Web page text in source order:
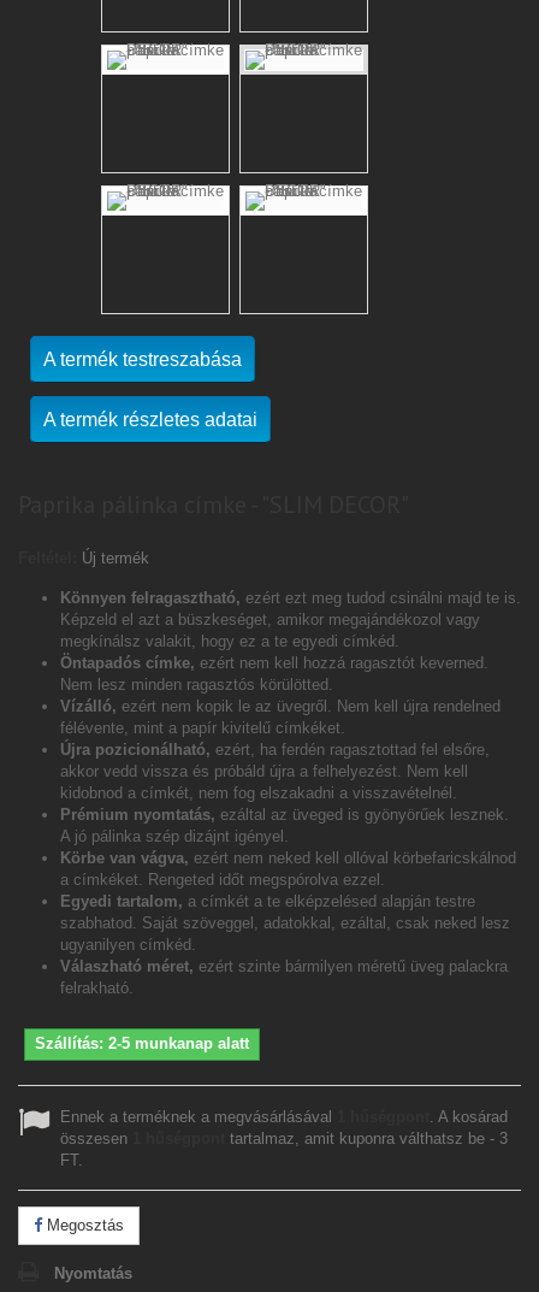
A termék testreszabása
A termék részletes adatai
Új termék
Könnyen felragasztható, ezért ezt meg tudod csinálni majd te is.
Képzeld el azt a büszkeséget, amikor megajándékozol vagy
megkínálsz valakit, hogy ez a te egyedi címkéd.
Öntapadós címke, ezért nem kell hozzá ragasztót keverned.
Nem lesz minden ragasztós körülötted.
Vízálló, ezért nem kopik le az üvegről. Nem kell újra rendelned
félévente, mint a papír kivitelű címkéket.
Újra pozicionálható, ezért, ha ferdén ragasztottad fel elsőre,
akkor vedd vissza és próbáld újra a felhelyezést. Nem kell
kidobnod a címkét, nem fog elszakadni a visszavételnél.
Prémium nyomtatás, ezáltal az üveged is gyönyörűek lesznek.
A jó pálinka szép dizájnt igényel.
Körbe van vágva, ezért nem neked kell ollóval körbefaricskálnod
a címkéket. Rengeted időt megspórolva ezzel.
Egyedi tartalom, a címkét a te elképzelésed alapján testre
szabhatod. Saját szöveggel, adatokkal, ezáltal, csak neked lesz
ugyanilyen címkéd.
Válaszható méret, ezért szinte bármilyen méretű üveg palackra
felrakható.
Szállítás: 2-5 munkanap alatt
Ennek a terméknek a megvásárlásával
. A kosárad
összesen
tartalmaz, amit kuponra válthatsz be - 3
FT.
Megosztás
Nyomtatás